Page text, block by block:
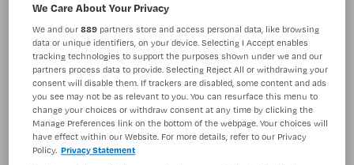
Ziekenhuis Niet nader bepaald
PLAATSINGSDATUM
17 april 2025
NIVEAU
Overig
ERVARING
Niet nader bepaald
DIENSTVERBAND
Fulltime
We Care About Your Privacy
We and our889 partners store and access personal data, like browsing
data or unique identifiers, on your device. Selecting I Accept enables
tracking technologies to support the purposes shown under we and our
partners process data to provide. Selecting Reject All or withdrawing your
consent will disable them. If trackers are disabled, some content and ads
you see may not be as relevant to you. You can resurface this menu to
change your choices or withdraw consent at any time by clicking the
Manage Preferences link on the bottom of the webpage. Your choices will
have effect within our Website. For more details, refer to our Privacy
Policy. Privacy Statement